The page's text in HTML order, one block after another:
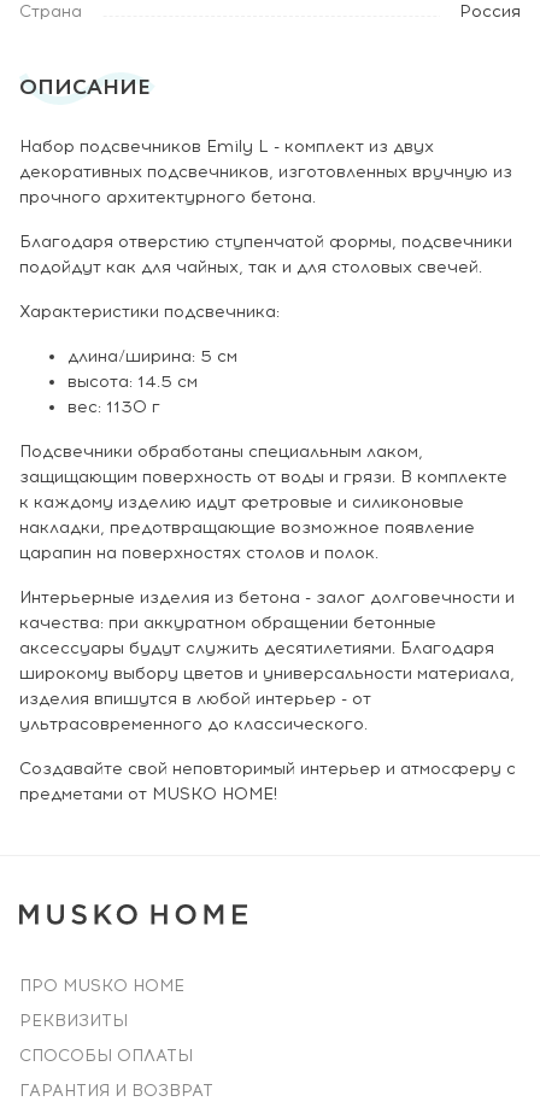
Страна
Россия
ОПИСАНИЕ
Набор подсвечников Emily L - комплект из двух
декоративных подсвечников, изготовленных вручную из
прочного архитектурного бетона.
Благодаря отверстию ступенчатой формы, подсвечники
подойдут как для чайных, так и для столовых свечей.
Характеристики подсвечника:
длина/ширина: 5 см
высота: 14.5 см
вес: 1130 г
Подсвечники обработаны специальным лаком,
защищающим поверхность от воды и грязи. В комплекте
к каждому изделию идут фетровые и силиконовые
накладки, предотвращающие возможное появление
царапин на поверхностях столов и полок.
Интерьерные изделия из бетона - залог долговечности и
качества: при аккуратном обращении бетонные
аксессуары будут служить десятилетиями. Благодаря
широкому выбору цветов и универсальности материала,
изделия впишутся в любой интерьер - от
ультрасовременного до классического.
Создавайте свой неповторимый интерьер и атмосферу с
предметами от MUSKO HOME!
ПРО MUSKO HOME
РЕКВИЗИТЫ
СПОСОБЫ ОПЛАТЫ
ГАРАНТИЯ И ВОЗВРАТ